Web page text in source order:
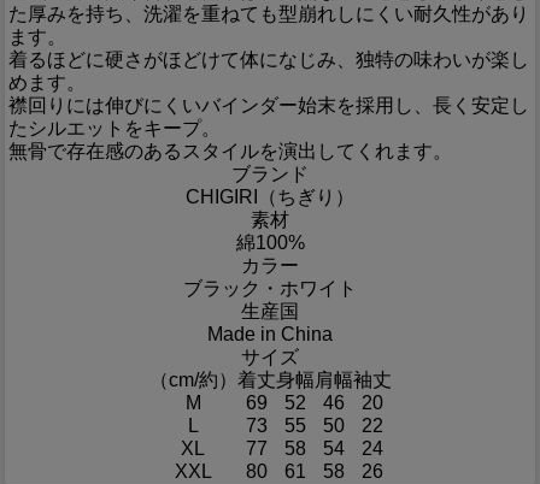
た厚みを持ち、洗濯を重ねても型崩れしにくい耐久性があり
ます。
着るほどに硬さがほどけて体になじみ、独特の味わいが楽し
めます。
襟回りには伸びにくいバインダー始末を採用し、長く安定し
たシルエットをキープ。
無骨で存在感のあるスタイルを演出してくれます。
ブランド
CHIGIRI（ちぎり）
素材
綿100%
カラー
ブラック・ホワイト
生産国
Made in China
サイズ
（cm/約） 着丈身幅肩幅袖丈
M
69 52 46
20
L
73 55 50
22
XL
77 58 54
24
XXL
80 61 58 26